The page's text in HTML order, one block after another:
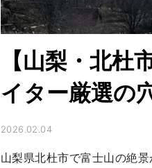
【山梨・北
イター厳選の
2026.02.04
山梨県北杜市で富士山の絶